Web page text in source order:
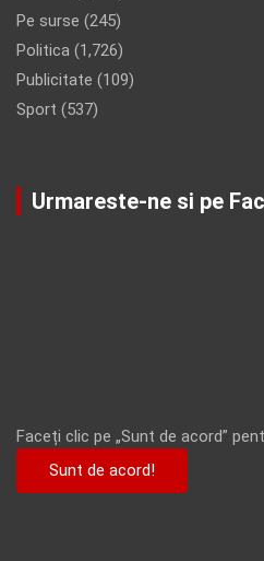
Pe surse (245)
Politica (1,726)
Publicitate (109)
Sport (537)
Urmareste-ne si pe
Faceți clic pe „Sunt de acord”
Sunt de acord!